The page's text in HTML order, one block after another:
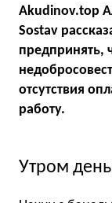
Akudinov.top
Sostav
предпринять,
отсутствия
работу.
Утром